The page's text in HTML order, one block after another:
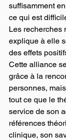
suffisamment
ce qui est
Les recherches
explique à elle
des effets
Cette alliance
grâce à la
personnes,
tout ce que le
service de son
références
clinique, son